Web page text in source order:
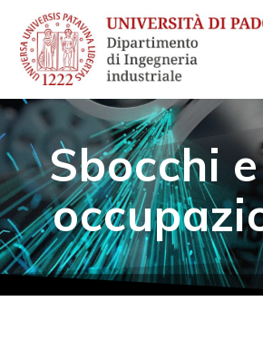
to
Sbocchi